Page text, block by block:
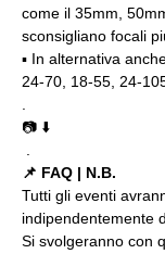
come il 35mm,
sconsigliano focali
▪️ In alternativa
24-70, 18-55, 24-
📷 ⬇️
📌 FAQ | N.B.
Tutti gli eventi
indipendentemente
Si svolgeranno con